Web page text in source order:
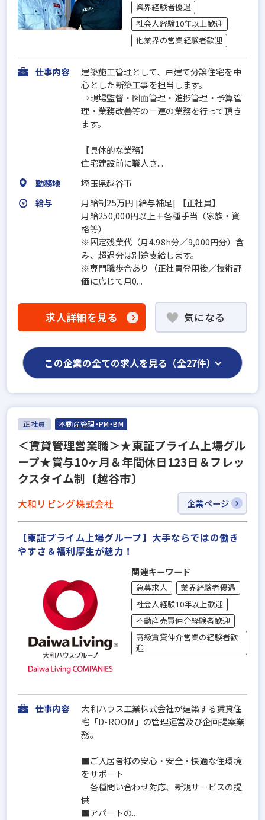
業界経験者優遇
社会人経験10年以上歓迎
他業界の営業経験者歓迎
仕事内容
建築施工管理として、戸建て分譲住宅を中
心とした新築工事を担当します。
→現場監督・図面管理・進捗管理・予算管
理・業務改善等の一連の業務を行って頂き
ます。
【具体的な業務】
住宅建設前に職人さ...
勤務地
埼玉県越谷市
給与
月給制25万円 [給与補足] 【正社員】
月給250,000円以上＋各種手当（家族・資
格等）
※固定残業代（月4.98h分／9,000円分）含
み、超過分は別途支給します。
※専門職歩合あり（正社員登用後／技術評
価に応じて月0...
求人詳細を見る 気になる
この企業の全ての求人を見る（全27件）
正社員 不動産管理・PM・BM
＜賃貸管理営業職＞★東証プライム上場グル
ープ★賞与10ヶ月＆年間休日123日＆フレッ
クスタイム制〔越谷市〕
大和リビング株式会社 企業ページ
【東証プライム上場グループ】大手ならではの働き
やすさ＆福利厚⽣が魅力！
関連キーワード
急募求人
業界経験者優遇
社会人経験10年以上歓迎
不動産売買仲介経験者歓迎
高級賃貸仲介営業の経験者歓
迎
仕事内容
大和ハウス工業株式会社が建築する賃貸住
宅「D-ROOM」の管理運営及び企画提案業
務。
■ご入居者様の安心・安全・快適な住環境
をサポート
各種問い合わせ対応、新規サービスの提
供
■アパートの...